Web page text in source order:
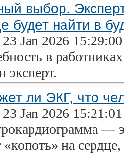
выбор.
будет найти в
Jan 2026
в
эксперт.
ли ЭКГ, что
Jan 2026
—
«копоть» на